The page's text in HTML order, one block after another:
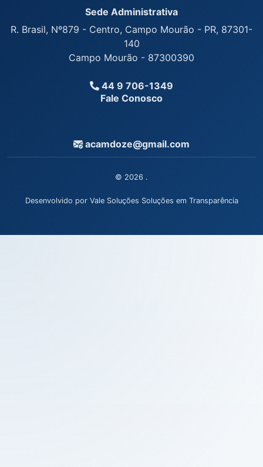
Sede Administrativa
R. Brasil, Nº879 - Centro, Campo Mourão - PR, 87301-
140
Campo Mourão - 87300390
44 9 706-1349
Fale Conosco
acamdoze@gmail.com
© 2026 .
Desenvolvido por Vale Soluções Soluções em Transparência